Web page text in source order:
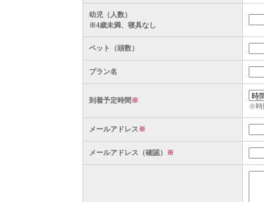
幼児（人数）
※4歳未満、寝具なし
ペット（頭数）
プラン名
到着予定時間※
※時
メールアドレス※
メールアドレス（確認） ※